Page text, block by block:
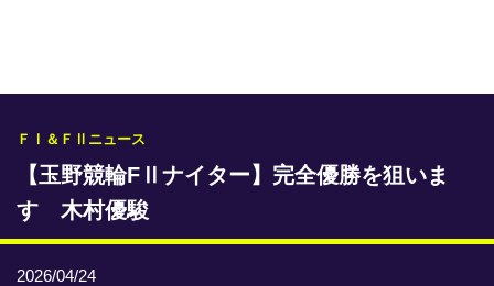
レース情報
本日のおすすめレース
年間開催予定表
トリマクリオリジナル予想
ＦⅠ＆ＦⅡニュース
【玉野競輪FⅡナイター】完全優勝を狙いま
す 木村優駿
2026/04/24